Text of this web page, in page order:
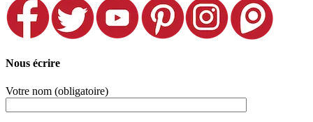
Nous écrire
Votre nom (obligatoire)